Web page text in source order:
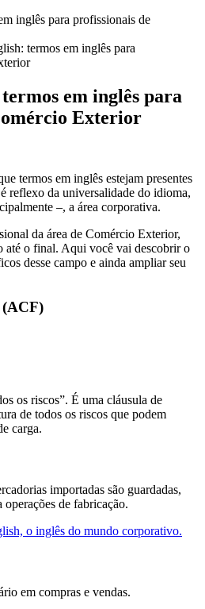
termos em inglês para
em inglês para
Exterior
termos em inglês estejam presentes
reflexo da universalidade do idioma,
–, a área corporativa.
da área de Comércio Exterior,
até o final. Aqui você vai descobrir o
desse campo e ainda ampliar seu
(ACF)
os riscos”. É uma cláusula de
de todos os riscos que podem
carga.
importadas são guardadas,
de fabricação.
o inglês do mundo corporativo.
em compras e vendas.